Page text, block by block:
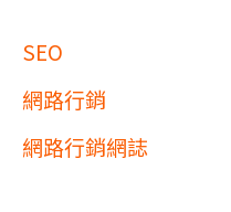
SEO
網路行銷
網路行銷網誌